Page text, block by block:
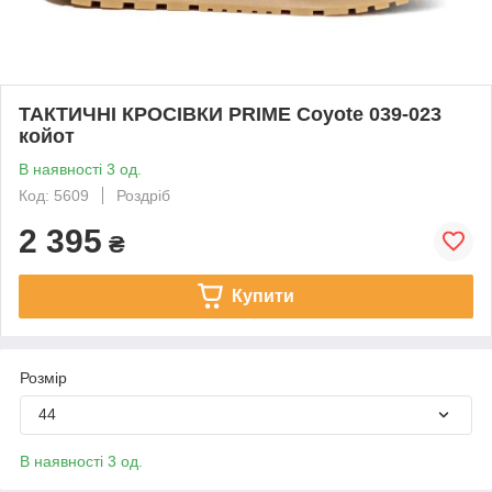
ТАКТИЧНІ КРОСІВКИ PRIME Coyote 039-023
койот
В наявності 3 од.
Код: 5609
Роздріб
2 395 ₴
Купити
Розмір
44
В наявності 3 од.